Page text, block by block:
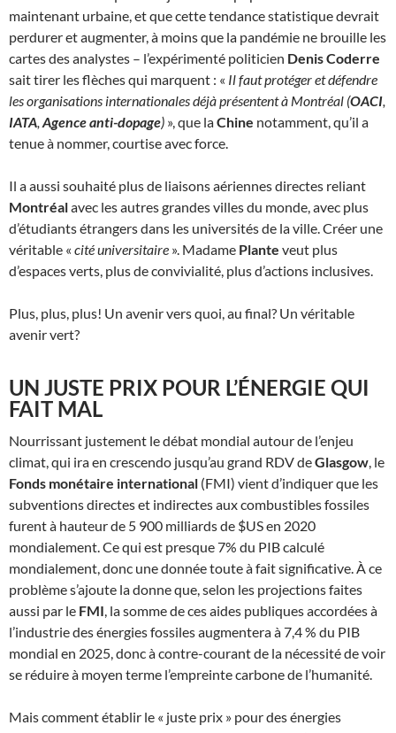
maintenant urbaine, et que cette tendance statistique devrait
perdurer et augmenter, à moins que la pandémie ne brouille les
cartes des analystes – l’expérimenté politicien Denis Coderre
sait tirer les flèches qui marquent : « Il faut protéger et défendre
les organisations internationales déjà présentent à Montréal (OACI,
IATA, Agence anti-dopage) », que laChine notamment, qu’il a
tenue à nommer, courtise avec force.
Il a aussi souhaité plus de liaisons aériennes directes reliant
Montréalavec les autres grandes villes du monde, avec plus
d’étudiants étrangers dans les universités de la ville. Créer une
véritable « cité universitaire ». Madame Plante veut plus
d’espaces verts, plus de convivialité, plus d’actions inclusives.
Plus, plus, plus! Un avenir vers quoi, au final? Un véritable
avenir vert?
UN JUSTE PRIX POUR L’ÉNERGIE QUI
FAIT MAL
Nourrissant justement le débat mondial autour de l’enjeu
climat, qui ira en crescendo jusqu’au grand RDV deGlasgow, le
Fonds monétaire international (FMI) vient d’indiquer que les
subventions directes et indirectes aux combustibles fossiles
furent à hauteur de 5 900 milliards de $US en 2020
mondialement. Ce qui est presque 7% du PIB calculé
mondialement, donc une donnée toute à fait significative. À ce
problème s’ajoute la donne que, selon les projections faites
aussi par le FMI, la somme de ces aides publiques accordées à
l’industrie des énergies fossiles augmentera à 7,4 % du PIB
mondial en 2025, donc à contre-courant de la nécessité de voir
se réduire à moyen terme l’empreinte carbone de l’humanité.
Mais comment établir le « juste prix » pour des énergies